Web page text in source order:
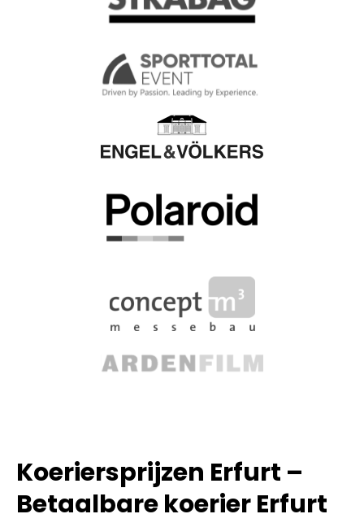
Koeriersprijzen Erfurt –
Betaalbare koerier Erfurt